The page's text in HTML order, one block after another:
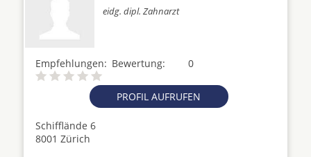
eidg. dipl. Zahnarzt
Empfehlungen: 0
Bewertung:
PROFIL AUFRUFEN
Schifflände 6
8001 Zürich